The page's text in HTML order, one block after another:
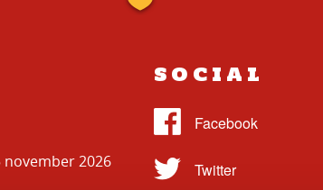
november 2026
SOCIAL